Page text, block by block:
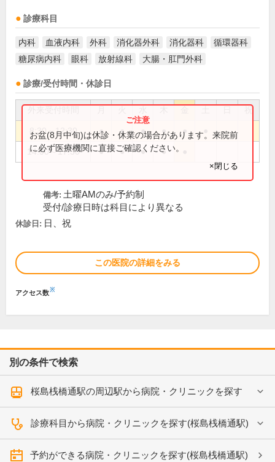
診療科目
内科 血液内科 外科 消化器外科 消化器科
循環器科
糖尿病内科
眼科 放射線科 大腸・肛門外科
診療/受付時間・休診日
祝
8:30～12:30 ● ● ● ● ●
14:00～17:30 ● ● ● ●
お盆(8月中旬)は休診・休業の場合があります。来院前
に必ず医療機関に直接ご確認ください。
×閉じる
備考: 土曜AMのみ/予約制
受付/診療日時は科目により異なる
休診日: 日、祝
この医院の詳細をみる
アクセス数※
別の条件で検索
桜島桟橋通駅の周辺駅から病院・クリニックを探す
診療科目から病院・クリニックを探す(桜島桟橋通駅)
予約ができる病院・クリニックを探す(桜島桟橋通駅)